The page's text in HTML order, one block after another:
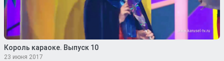
Король караоке. Выпуск 10
23 июня 2017